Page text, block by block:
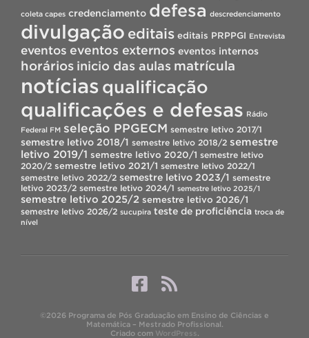
coleta capes credenciamento defesa descredenciamento
divulgação editais editais PRPPGI Entrevista
eventos eventos externos eventos internos
horários inicio das aulas matrícula
notícias qualificação
qualificações e defesas Rádio
Federal FM seleção PPGECM semestre letivo 2017/1
semestre letivo 2018/1 semestre letivo 2018/2 semestre
letivo 2019/1 semestre letivo 2020/1 semestre letivo
2020/2 semestre letivo 2021/1 semestre letivo 2022/1
semestre letivo 2022/2 semestre letivo 2023/1 semestre
letivo 2023/2 semestre letivo 2024/1 semestre letivo 2025/1
semestre letivo 2025/2 semestre letivo 2026/1
semestre letivo 2026/2 sucupira teste de proficiência troca de
nível
©2026 Programa de Pós Graduação em Ensino de Ciências e
Matemática – Mestrado Profissional.
Criado com WordPress.